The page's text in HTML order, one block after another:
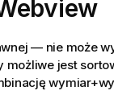
— nie może
możliwe jest